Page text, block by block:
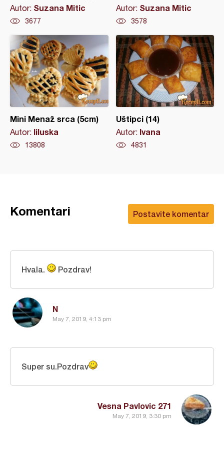
Autor: Suzana Mitic
3677
Autor: Suzana Mitic
3578
Mini Menaž srca (5cm)
Autor: liluska
13808
Uštipci (14)
Autor: Ivana
4831
Postavite komentar
Komentari
N
May 7, 2019, 4:13 pm
Hvala. Pozdrav!
Vesna Pavlovic 271
May 7, 2019, 3:30 pm
Super su.Pozdrav